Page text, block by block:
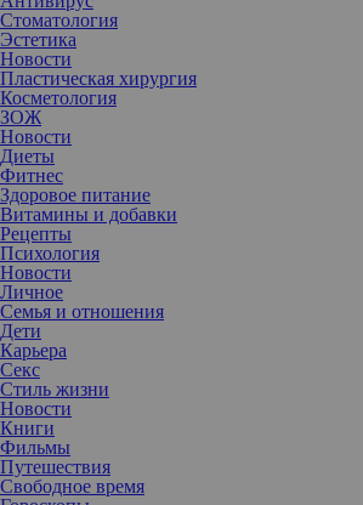
Стоматология
Эстетика
Новости
Пластическая хирургия
Косметология
ЗОЖ
Новости
Диеты
Фитнес
Здоровое питание
Витамины и добавки
Рецепты
Психология
Новости
Личное
Семья и отношения
Дети
Карьера
Секс
Стиль жизни
Новости
Книги
Фильмы
Путешествия
Свободное время
Страх неудачи, страх неизвестности,
может помешать нам начать поиск работы.
справиться.
Многие люди сталкиваются с различными
могут значительно затруднить поиск новой
подтвердил и недавний
Страх сделать неверный выбор
Один из самых серьезных страхов — это